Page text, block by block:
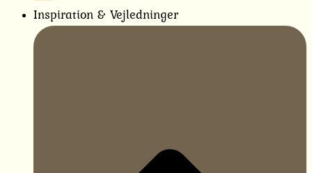
Inspiration & Vejledninger